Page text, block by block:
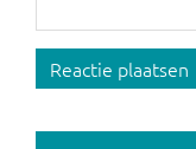
Reactie plaatsen